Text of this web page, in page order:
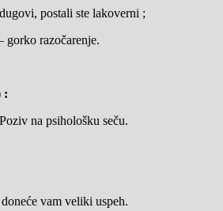
postali ste lakoverni ;
gorko razočarenje.
:
na psihološku seču.
vam veliki uspeh.